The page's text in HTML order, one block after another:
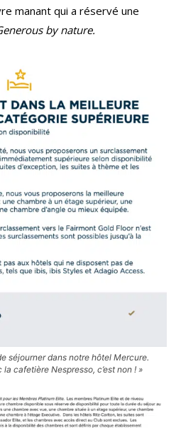
manant qui a réservé une
by nature.
séjourner dans notre hôtel Mercure.
cafetière Nespresso, c’est non ! »